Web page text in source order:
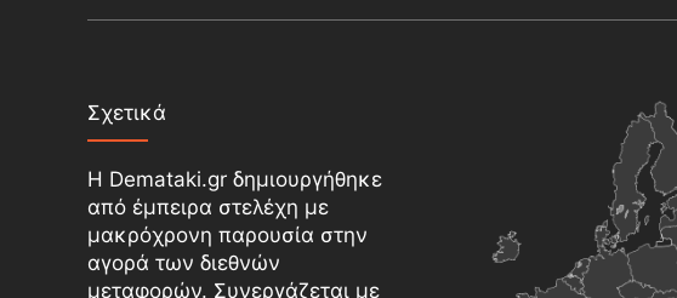
Σχετικά
Η Demataki.gr δημιουργήθηκε
από έμπειρα στελέχη με
μακρόχρονη παρουσία στην
αγορά των διεθνών
μεταφορών. Συνεργάζεται με